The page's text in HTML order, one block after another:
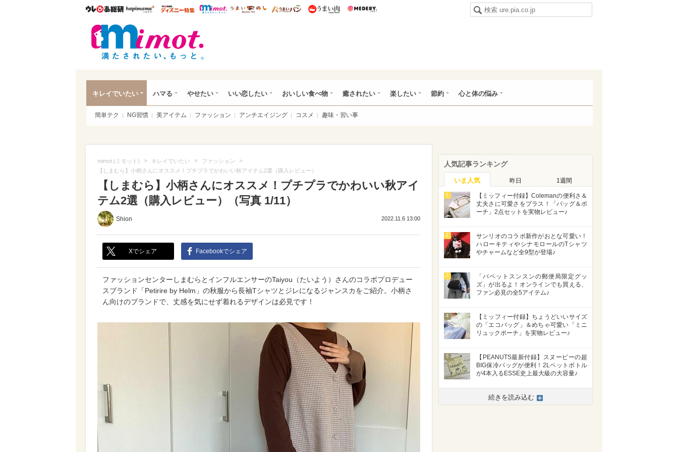
ウレぴあ総研ハピママ* ウレぴあ総研 ディズニー特集
mimot. うまいめし うまいパン うまい肉
キレイでいたい ハマる やせたい いい恋したい おいしい食べ物 癒されたい 楽したい 節約 心と体の悩み
簡単テク NG習慣 美アイテム ファッション アンチエイジング コスメ 趣味・習い事
mimot.(ミモット) > キレイでいたい > ファッション >
【しまむら】小柄さんにオススメ！プチプラでかわいい秋アイテム2選（購入レビュー）
【しまむら】小柄さんにオススメ！プチプラでかわいい秋アイ
テム2選（購入レビュー）（写真 1/11）
Shion 2022.11.6 13:00
Xでシェア Facebookでシェア
ファッションセンターしまむらとインフルエンサーのTaiyou（たいよう）さんのコラボプロデュー
スブランド「Petirire by Helm」の秋服から長袖Tシャツとジレになるジャンスカをご紹介。小柄さ
ん向けのブランドで、丈感を気にせず着れるデザインは必見です！
人気記事ランキング
いま人気 昨日 1週間
1
【ミッフィー付録】Colemanの便利さ＆
丈夫さに可愛さをプラス！「バッグ＆ポ
ーチ」2点セットを実物レビュー♪
2
サンリオのコラボ新作がおとな可愛い！
ハローキティやシナモロールのTシャツ
やチャームなど全9型が登場♪
3
「パペットスンスンの郵便局限定グッ
ズ」が出るよ！オンラインでも買える、
ファン必見の全5アイテム♪
4
【ミッフィー付録】ちょうどいいサイズ
の「エコバッグ」＆めちゃ可愛い「ミニ
リュックポーチ」を実物レビュー♪
5
【PEANUTS最新付録】スヌーピーの超
BIG保冷バッグが便利！2Lペットボトル
が4本入るESSE史上最大級の大容量♪
続きを読み込む